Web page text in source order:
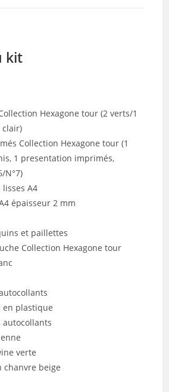
kit
Hexagone tour (2 verts/1
clair)
Collection Hexagone tour (1
1 presentation imprimés,
N°7)
A4
épaisseur 2 mm
et paillettes
Collection Hexagone tour
en plastique
autocollants
verte
chanvre beige